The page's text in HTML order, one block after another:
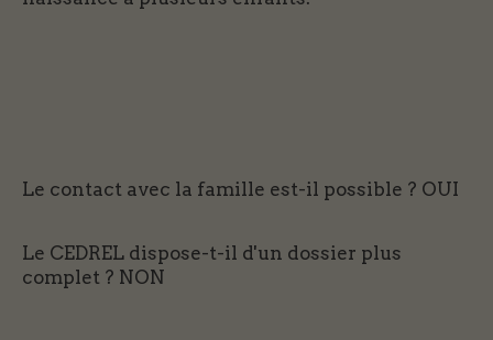
Le contact avec la famille est-il possible ? OUI
Le CEDREL dispose-t-il d'un dossier plus
complet ? NON